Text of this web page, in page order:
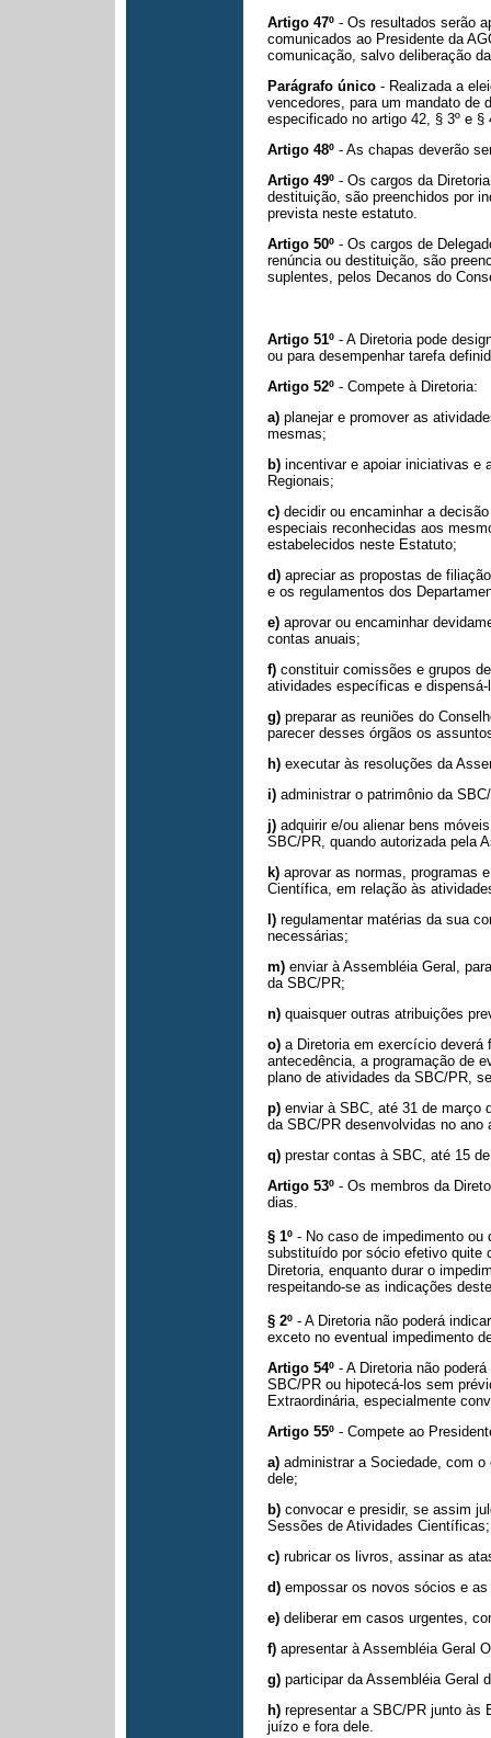
Artigo 47º - Os resultados serão
comunicados ao Presidente da
comunicação, salvo deliberação
Parágrafo único - Realizada a
vencedores, para um mandato de
especificado no artigo 42, § 3º e §
Artigo 48º - As chapas deverão
Artigo 49º - Os cargos da
destituição, são preenchidos por
prevista neste estatuto.
Artigo 50º - Os cargos de
renúncia ou destituição, são
suplentes, pelos Decanos do
Artigo 51º - A Diretoria pode
ou para desempenhar tarefa
Artigo 52º - Compete à Diretoria:
a) planejar e promover as
mesmas;
b) incentivar e apoiar iniciativas e
Regionais;
c) decidir ou encaminhar a
especiais reconhecidas aos
estabelecidos neste Estatuto;
d) apreciar as propostas de
e os regulamentos dos
e) aprovar ou encaminhar
contas anuais;
f) constituir comissões e grupos
atividades específicas e dispensá-
g) preparar as reuniões do
parecer desses órgãos os
h) executar às resoluções da
i) administrar o patrimônio da
j) adquirir e/ou alienar bens
SBC/PR, quando autorizada pela
k) aprovar as normas, programas
Científica, em relação às
l) regulamentar matérias da sua
necessárias;
m) enviar à Assembléia Geral,
da SBC/PR;
n) quaisquer outras atribuições
o) a Diretoria em exercício
antecedência, a programação de
plano de atividades da SBC/PR,
p) enviar à SBC, até 31 de março
da SBC/PR desenvolvidas no ano
q) prestar contas à SBC, até 15
Artigo 53º - Os membros da
dias.
§ 1º - No caso de impedimento ou
substituído por sócio efetivo quite
Diretoria, enquanto durar o
respeitando-se as indicações
§ 2º - A Diretoria não poderá
exceto no eventual impedimento
Artigo 54º - A Diretoria não
SBC/PR ou hipotecá-los sem
Extraordinária, especialmente
Artigo 55º - Compete ao
a) administrar a Sociedade, com
dele;
b) convocar e presidir, se assim
Sessões de Atividades Científicas;
c) rubricar os livros, assinar as
d) empossar os novos sócios e
e) deliberar em casos urgentes,
f) apresentar à Assembléia Geral
g) participar da Assembléia Geral
h) representar a SBC/PR junto às
juízo e fora dele.